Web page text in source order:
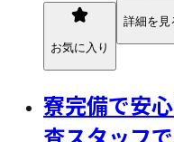
お気に入り
詳細を見
寮完備で安